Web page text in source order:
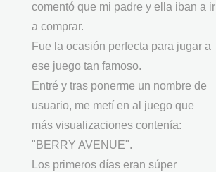
comentó que mi padre y ella iban a ir
a comprar.
Fue la ocasión perfecta para jugar a
ese juego tan famoso.
Entré y tras ponerme un nombre de
usuario, me metí en al juego que
más visualizaciones contenía:
"BERRY AVENUE".
Los primeros días eran súper